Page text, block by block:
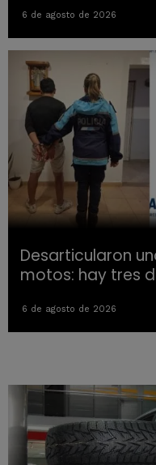
6 de agosto de 2026
Desarticularon
motos: hay tres
6 de agosto de 2026